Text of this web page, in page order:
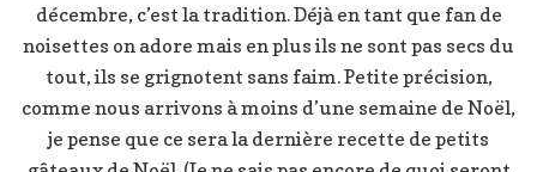
décembre, c’est la tradition. Déjà en tant que fan de
noisettes on adore mais en plus ils ne sont pas secs du
tout, ils se grignotent sans faim. Petite précision,
comme nous arrivons à moins d’une semaine de Noël,
je pense que ce sera la dernière recette de petits